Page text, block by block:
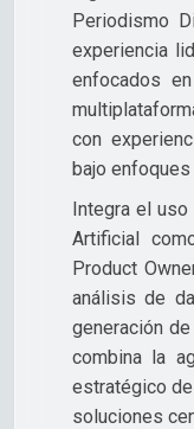
Periodismo
experiencia
enfocados
con
bajo
Integra el
Artificial
Product
análisis de
generación
combina la
estratégico
soluciones